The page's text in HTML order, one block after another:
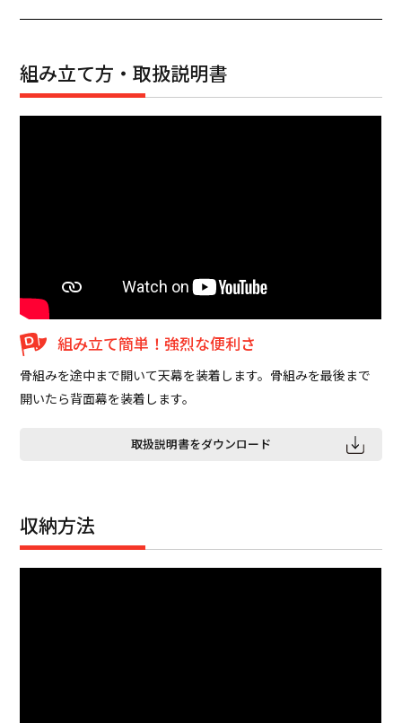
組み立て方・取扱説明書
組み立て簡単！強烈な便利さ
骨組みを途中まで開いて天幕を装着します。骨組みを最後まで
開いたら背面幕を装着します。
取扱説明書をダウンロード
収納方法